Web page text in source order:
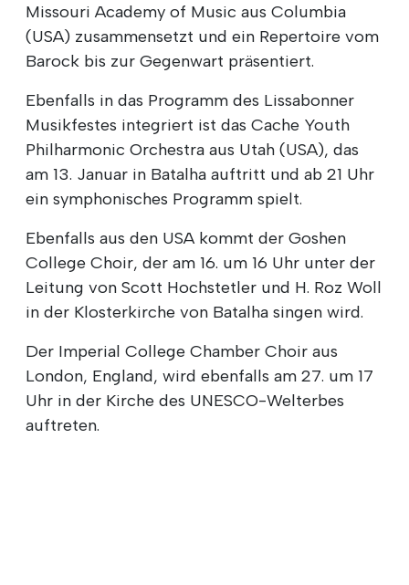
Missouri Academy of Music aus Columbia
(USA) zusammensetzt und ein Repertoire vom
Barock bis zur Gegenwart präsentiert.
Ebenfalls in das Programm des Lissabonner
Musikfestes integriert ist das Cache Youth
Philharmonic Orchestra aus Utah (USA), das
am 13. Januar in Batalha auftritt und ab 21 Uhr
ein symphonisches Programm spielt.
Ebenfalls aus den USA kommt der Goshen
College Choir, der am 16. um 16 Uhr unter der
Leitung von Scott Hochstetler und H. Roz Woll
in der Klosterkirche von Batalha singen wird.
Der Imperial College Chamber Choir aus
London, England, wird ebenfalls am 27. um 17
Uhr in der Kirche des UNESCO-Welterbes
auftreten.